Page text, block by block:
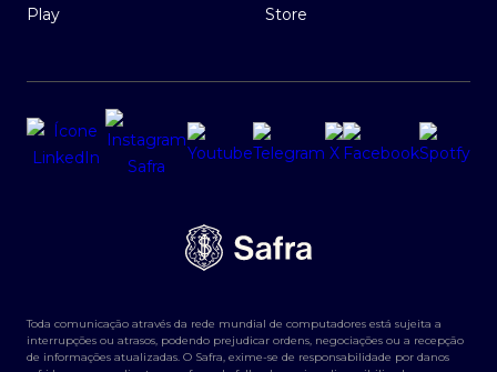
Toda comunicação através da rede mundial de computadores está sujeita a
interrupções ou atrasos, podendo prejudicar ordens, negociações ou a recepção
de informações atualizadas. O Safra, exime-se de responsabilidade por danos